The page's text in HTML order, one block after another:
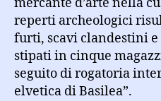
mercante d’arte nella
reperti archeologici
furti, scavi clandestini
stipati in cinque
seguito di rogatoria
elvetica di Basilea”.